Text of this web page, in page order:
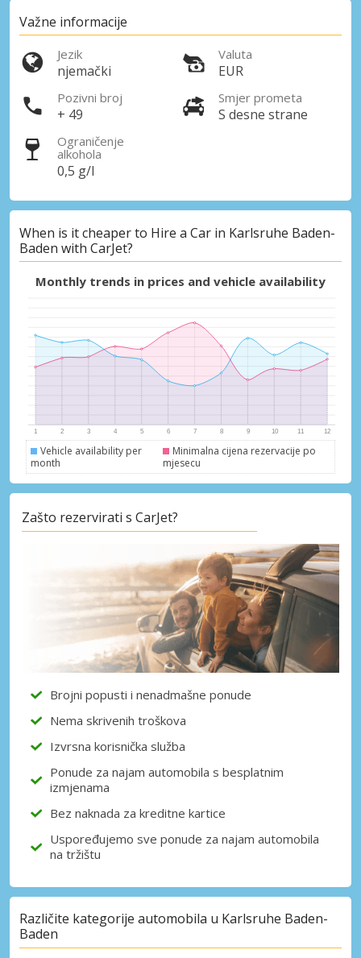
Posebni popusti
Pristupite ekskluzivnim ponudama naših
dobavljača
Prijava putem eLinka
Važne informacije
Jezik
njemački
Valuta
EUR
Pozivni broj
+ 49
Smjer prometa
S desne strane
Ograničenje
alkohola
0,5 g/l
When is it cheaper to Hire a Car in Karlsruhe Baden-
Baden with CarJet?
Monthly trends in prices and vehicle availability
Vehicle availability per
month
Minimalna cijena rezervacije po
mjesecu
Zašto rezervirati s CarJet?
Brojni popusti i nenadmašne ponude
Nema skrivenih troškova
Izvrsna korisnička služba
Ponude za najam automobila s besplatnim
izmjenama
Bez naknada za kreditne kartice
Uspoređujemo sve ponude za najam automobila
na tržištu
Različite kategorije automobila u Karlsruhe Baden-
Baden